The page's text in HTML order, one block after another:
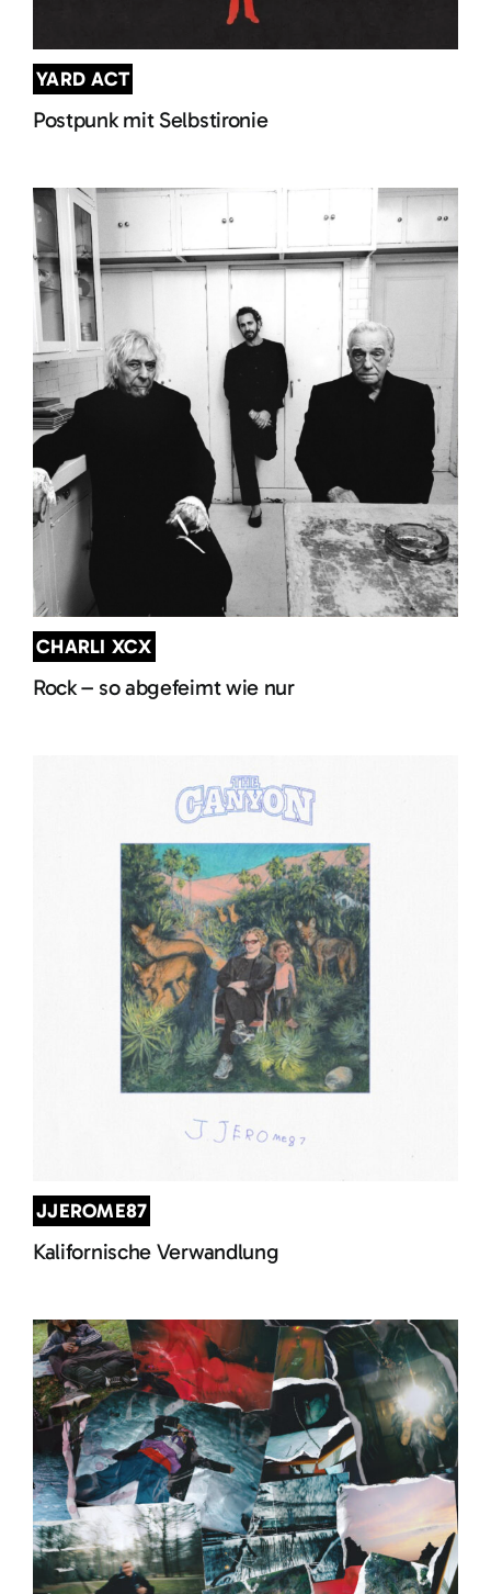
YARD ACT
Postpunk mit Selbstironie
CHARLI XCX
Rock – so abgefeimt wie nur
JJEROME87
Kalifornische Verwandlung